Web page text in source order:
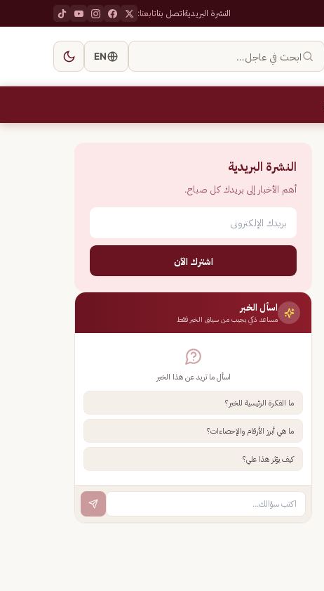
النشرة البريديةاتصل بناتابعنا:
ابحث في عاجل… EN
النشرة البريدية
أهم الأخبار إلى بريدك كل صباح.
اشترك الآن
اسأل الخبر
مساعد ذكي يجيب من سياق الخبر فقط
اسأل ما تريد عن هذا الخبر
ما الفكرة الرئيسية للخبر؟
ما هي أبرز الأرقام والإحصاءات؟
كيف يؤثر هذا علي؟